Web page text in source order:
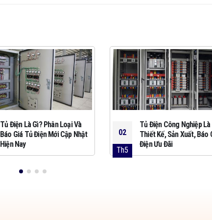
Tủ Điện Là Gì? Phân Loại Và
Báo Giá Tủ Điện Mới Cập Nhật
Hiện Nay
02
Th5
Tủ Điện Công Nghiệp Là
Thiết Kế, Sản Xuất, Báo
Điện Ưu Đãi